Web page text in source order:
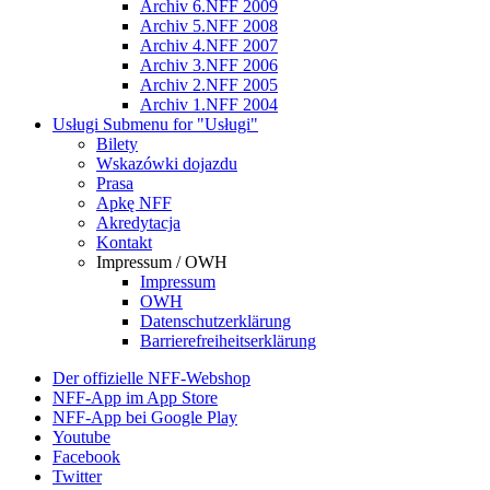
Archiv 6.NFF 2009
Archiv 5.NFF 2008
Archiv 4.NFF 2007
Archiv 3.NFF 2006
Archiv 2.NFF 2005
Archiv 1.NFF 2004
Usługi Submenu for "Usługi"
Bilety
Wskazówki dojazdu
Prasa
Apkę NFF
Akredytacja
Kontakt
Impressum / OWH
Impressum
OWH
Datenschutzerklärung
Barrierefreiheitserklärung
Der offizielle NFF-Webshop
NFF-App im App Store
NFF-App bei Google Play
Youtube
Facebook
Twitter